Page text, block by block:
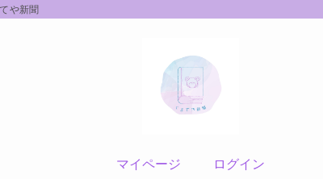
や新聞
マイページ ログイン